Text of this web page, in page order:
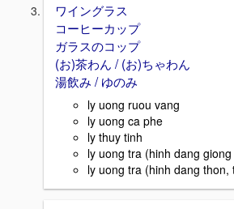
ワイングラス
コーヒーカップ
ガラスのコップ
(お)茶わん / (お)ちゃわん
湯飲み / ゆのみ
ly uong ruou vang
ly uong ca phe
ly thuy tinh
ly uong tra (hinh dang
ly uong tra (hinh dang thon,